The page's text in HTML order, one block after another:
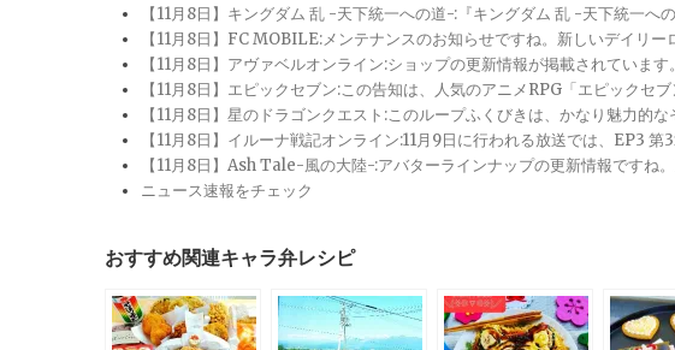
【11月8日】キングダム 乱 -天下統一への道-:『キングダム 乱 -天下統一
【11月8日】FC MOBILE:メンテナンスのお知らせですね。新しいデイリ
【11月8日】アヴァベルオンライン:ショップの更新情報が掲載されていま
【11月8日】エピックセブン:この告知は、人気のアニメRPG「エピックセ
【11月8日】星のドラゴンクエスト:このループふくびきは、かなり魅力的
【11月8日】イルーナ戦記オンライン:11月9日に行われる放送では、EP3
【11月8日】Ash Tale-風の大陸-:アバターラインナップの更新情報ですね
ニュース速報をチェック
おすすめ関連キャラ弁レシピ